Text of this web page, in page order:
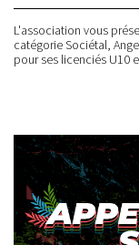
L'association vous
catégorie Sociétal,
pour ses licenciés U10